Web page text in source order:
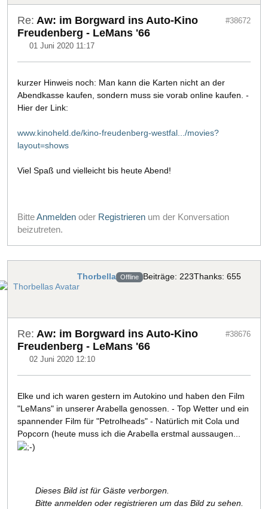
Re: Aw: im Borgward ins Auto-Kino
Freudenberg - LeMans '66
01 Juni 2020 11:17
#38672
kurzer Hinweis noch: Man kann die Karten nicht an der
Abendkasse kaufen, sondern muss sie vorab online kaufen. -
Hier der Link:
www.kinoheld.de/kino-freudenberg-westfal.../movies?
layout=shows
Viel Spaß und vielleicht bis heute Abend!
BitteAnmelden oder Registrieren um der Konversation
beizutreten.
Thorbella Offline Beiträge: 223Thanks: 655
Re: Aw: im Borgward ins Auto-Kino
Freudenberg - LeMans '66
02 Juni 2020 12:10
#38676
Elke und ich waren gestern im Autokino und haben den Film
"LeMans" in unserer Arabella genossen. - Top Wetter und ein
spannender Film für "Petrolheads" - Natürlich mit Cola und
Popcorn (heute muss ich die Arabella erstmal aussaugen...
Dieses Bild ist für Gäste verborgen.
Bitte anmelden oder registrieren um das Bild zu sehen.